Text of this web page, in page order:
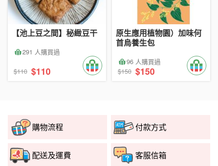
【池上豆之間】秘緻豆干
291 人購買過
$110 $110
原生應用植物園）加味何
首烏養生包
96 人購買過
$150 $150
購物流程 付款方式
配送及運費 客服信箱